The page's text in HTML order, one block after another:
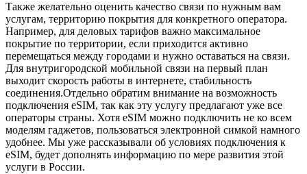
Также желательно оценить качество связи по нужным вам
услугам, территорию покрытия для конкретного оператора.
Например, для деловых тарифов важно максимальное
покрытие по территории, если приходится активно
перемещаться между городами и нужно оставаться на связи.
Для внутригородской мобильной связи на первый план
выходит скорость работы в интернете, стабильность
соединения.Отдельно обратим внимание на возможность
подключения eSIM, так как эту услугу предлагают уже все
операторы страны. Хотя eSIM можно подключить не ко всем
моделям гаджетов, пользоваться электронной симкой намного
удобнее. Мы уже рассказывали об условиях подключения к
eSIM, будет дополнять информацию по мере развития этой
услуги в России.